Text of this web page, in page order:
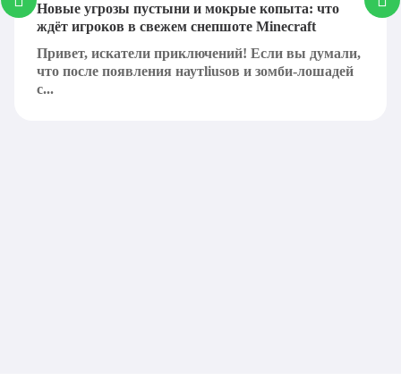
Новые угрозы пустыни и мокрые копыта: что
ждёт игроков в свежем снепшоте Minecraft
Привет, искатели приключений! Если вы думали,
что после появления наутliusов и зомби-лошадей
с...